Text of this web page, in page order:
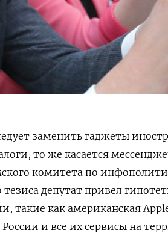
заменить гаджеты
то же касается
комитета по
тезиса депутат привел
такие как американская
и все их сервисы на